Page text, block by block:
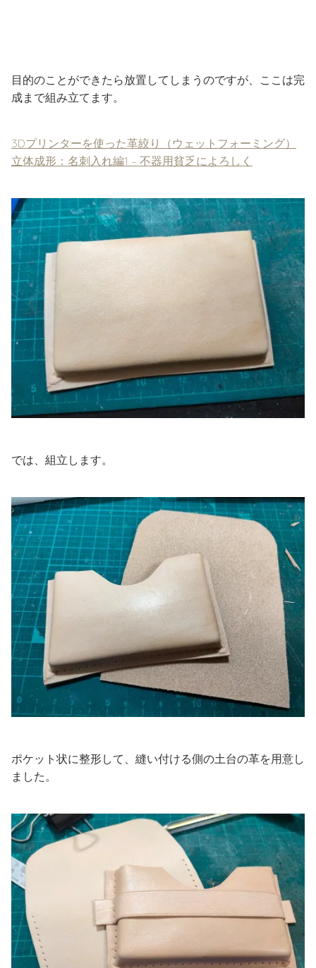
目的のことができたら放置してしまうのですが、ここは完
成まで組み立てます。
3Dプリンターを使った革絞り（ウェットフォーミング）
立体成形：名刺入れ編1 – 不器用貧乏によろしく
では、組立します。
ポケット状に整形して、縫い付ける側の土台の革を用意し
ました。